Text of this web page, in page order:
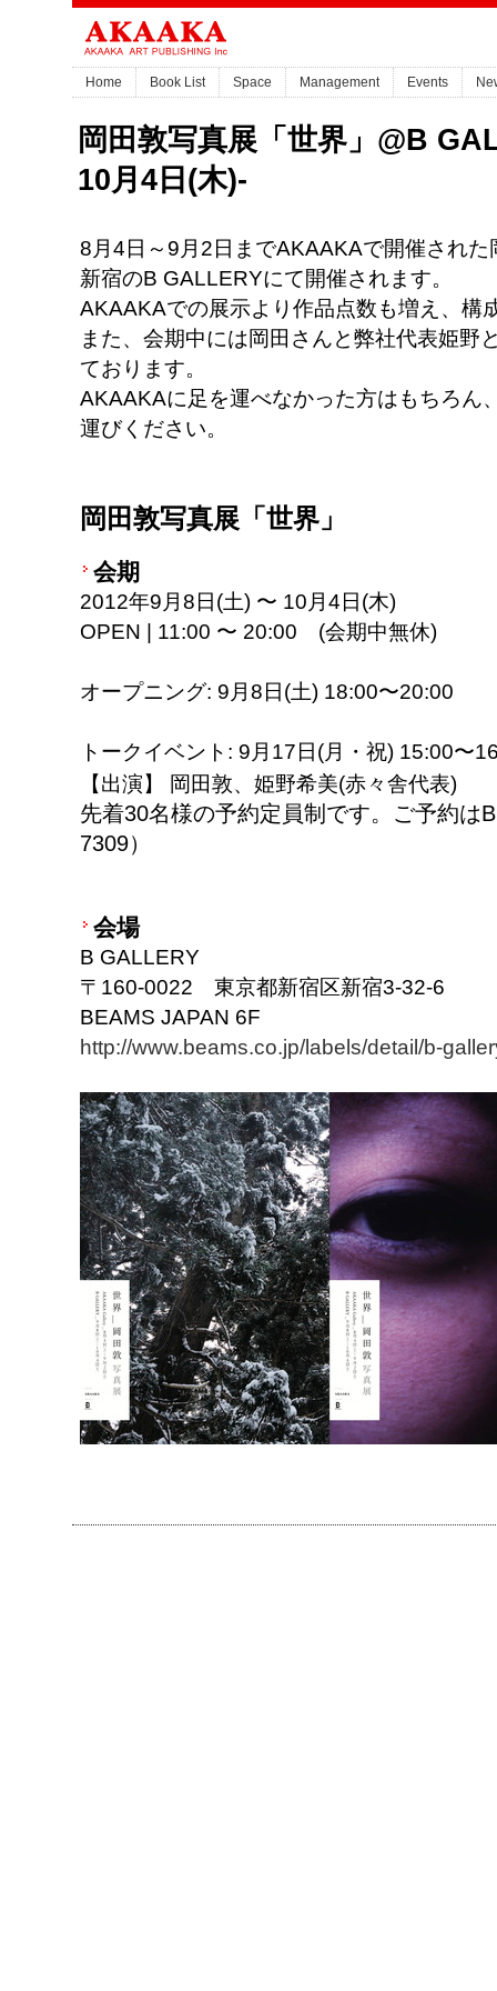
Home Book List Space Management Events
岡田敦写真展「世界」@B
10月4日(木)-
8月4日～9月2日までAKAAKAで開催され
新宿のB GALLERYにて開催されます。
AKAAKAでの展示より作品点数も増え、構
また、会期中には岡田さんと弊社代表姫野
ております。
AKAAKAに足を運べなかった方はもちろん
運びください。
岡田敦写真展「世界」
会期
2012年9月8日(土) 〜 10月4日(木)
OPEN | 11:00 〜 20:00 (会期中無休)
オープニング: 9月8日(土) 18:00〜20:00
トークイベント: 9月17日(月・祝) 15:00〜
【出演】 岡田敦、姫野希美(赤々舎代表)
先着30名様の予約定員制です。ご予約は
7309）
会場
B GALLERY
〒160-0022 東京都新宿区新宿3-32-6
BEAMS JAPAN 6F
http://www.beams.co.jp/labels/detail/b-